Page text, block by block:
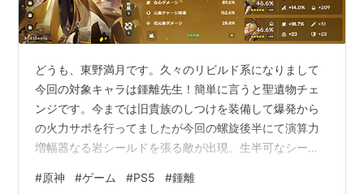
どうも、東野満月です。久々のリビルド系になりまして
今回の対象キャラは鍾離先生！簡単に言うと聖遺物チェ
ンジです。今までは旧貴族のしつけを装備して爆発から
の火力サポを行ってましたが今回の螺旋後半にて演算力
増幅器なる岩シールドを張る敵が出現。生半可なシール
等高火力系の敵も出現しシールドの耐久力に重きを置く
#原神 #ゲーム #PS5 #鍾離